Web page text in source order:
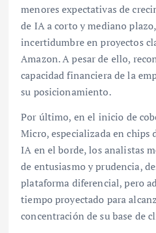
menores expectativas de
de IA a corto y mediano
incertidumbre en proyectos
Amazon. A pesar de ello,
capacidad financiera de la
su posicionamiento.
Por último, en el inicio de
Micro, especializada en chips
IA en el borde, los analistas
de entusiasmo y prudencia,
plataforma diferencial, pero
tiempo proyectado para
concentración de su base de